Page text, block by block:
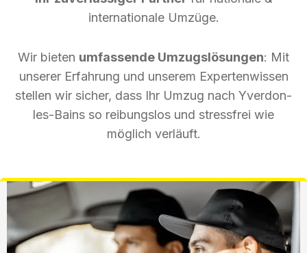
internationale Umzüge.
Wir bieten umfassende Umzugslösungen: Mit
unserer Erfahrung und unserem Expertenwissen
stellen wir sicher, dass Ihr Umzug nach Yverdon-
les-Bains so reibungslos und stressfrei wie
möglich verläuft.